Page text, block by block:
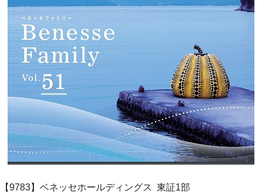
【9783】 ベネッセホールディングス 東証1部